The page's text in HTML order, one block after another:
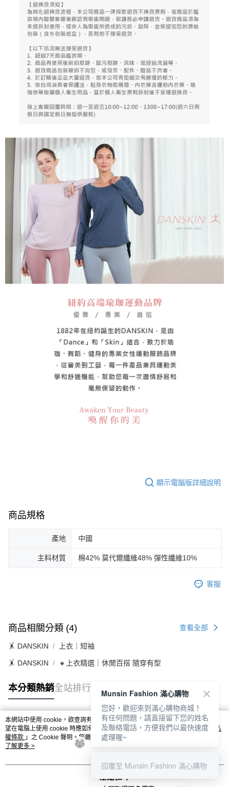
顯示電腦版詳細說明
商品規格
產地 中國
主料材質 棉42% 莫代爾纖維48% 彈性纖維10%
客服
商品相關分類 (4) 查看全部
🤸 DANSKIN 上衣｜短袖
🤸 DANSKIN 🔸上衣精選｜休閒百搭 隨穿有型
本分類熱銷全站排行
熱門標籤
本網站中使用 cookie，欲查詢有關本網站使用 cookie 方式之詳情，及若您不希
望在電腦上使用 cookie 時應如何變更電腦的 cookie 設定，請參閱本網站「
隱私
權條款 」之 Cookie 聲明。您繼續使用本網站即表示您同意本公司得按本網站使
用條款之 Cookie 聲明使用 cookie。
了解更多 >
我知道了
Munsin Fashion 滿心購物
您好，歡迎來到滿心購物商城！
有任何問題，請直接留下您的姓名
及聯絡電話，方便我們以最快速度
處理喔~
回覆至 Munsin Fashion 滿心購物